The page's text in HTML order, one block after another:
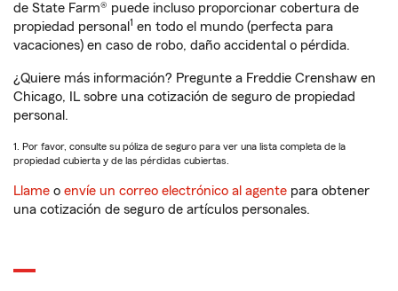
de State Farm® puede incluso proporcionar cobertura de
propiedad personal 1 en todo el mundo (perfecta para
vacaciones) en caso de robo, daño accidental o pérdida.
¿Quiere más información? Pregunte a Freddie Crenshaw en
Chicago, IL sobre una cotización de seguro de propiedad
personal.
1. Por favor, consulte su póliza de seguro para ver una lista completa de la
propiedad cubierta y de las pérdidas cubiertas.
Llame o envíe un correo electrónico al agente para obtener
una cotización de seguro de artículos personales.